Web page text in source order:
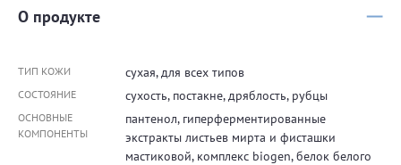
О продукте
ТИП КОЖИ сухая, для всех типов
СОСТОЯНИЕ сухость, постакне, дряблость, рубцы
ОСНОВНЫЕ
КОМПОНЕНТЫ
пантенол, гиперферментированные
экстракты листьев мирта и фисташки
мастиковой, комплекс biogen, белок белого